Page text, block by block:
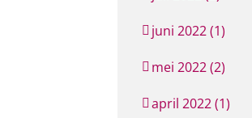
juni 2022 (1)
mei 2022 (2)
april 2022 (1)